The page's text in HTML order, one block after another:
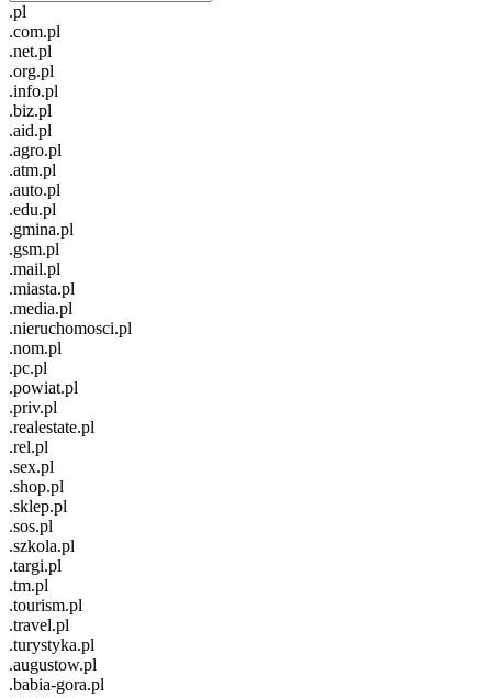
.pl
.com.pl
.net.pl
.org.pl
.info.pl
.biz.pl
.aid.pl
.agro.pl
.atm.pl
.auto.pl
.edu.pl
.gmina.pl
.gsm.pl
.mail.pl
.miasta.pl
.media.pl
.nieruchomosci.pl
.nom.pl
.pc.pl
.powiat.pl
.priv.pl
.realestate.pl
.rel.pl
.sex.pl
.shop.pl
.sklep.pl
.sos.pl
.szkola.pl
.targi.pl
.tm.pl
.tourism.pl
.travel.pl
.turystyka.pl
.augustow.pl
.babia-gora.pl